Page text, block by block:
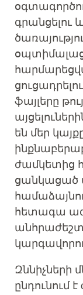
գրանցելու
ֆայլերը
են մեր
ժամկետից
ցանկացած
հետագա
անհրաժեշտ
Զննիչների
ընդունում